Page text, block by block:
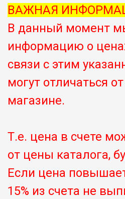
ВАЖНАЯ
В данный момент
информацию о
связи с этим
могут отличаться
магазине.
Т.е. цена в счете
от цены каталога,
Если цена
15% из счета не